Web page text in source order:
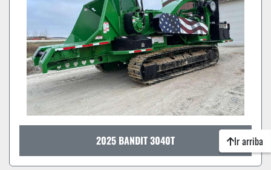
2025 BANDIT 3040T Ir arriba